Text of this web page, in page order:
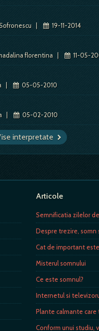
| 19-11-2014
florentina | 11-05-
| 05-05-2010
| 05-02-2010
Vise interpretate
Articole
Semnificatia zilelor
Despre trezire, somn
Cat de important
Misterul somnului
Ce este somnul?
Internetul si
Plante calmante care
Conform unui studiu,